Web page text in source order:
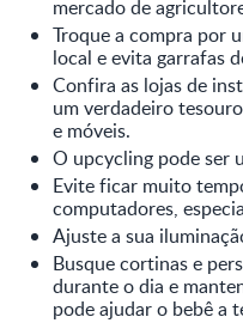
mercado de
Troque a compra por
local e evita garrafas
Confira as lojas de
um verdadeiro
e móveis.
O upcycling pode ser
Evite ficar muito
computadores,
Ajuste a sua
Busque cortinas e
durante o dia e
pode ajudar o bebê a